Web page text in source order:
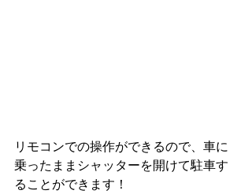
リモコンでの操作ができるので、車に
乗ったままシャッターを開けて駐車す
ることができます！